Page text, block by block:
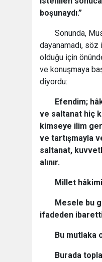
boşunaydı.”
Sonunda,
dayanamadı,
olduğu için
ve konuşmaya
diyordu:
Efendim;
ve saltanat hiç
kimseye ilim
ve tartışmayla
saltanat,
alınır.
Millet
Mesele bu
ifadeden
Bu mutlaka
Burada